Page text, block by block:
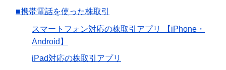
■携帯電話を使った株取引
スマートフォン対応の株取引アプリ 【iPhone・
Android】
iPad対応の株取引アプリ